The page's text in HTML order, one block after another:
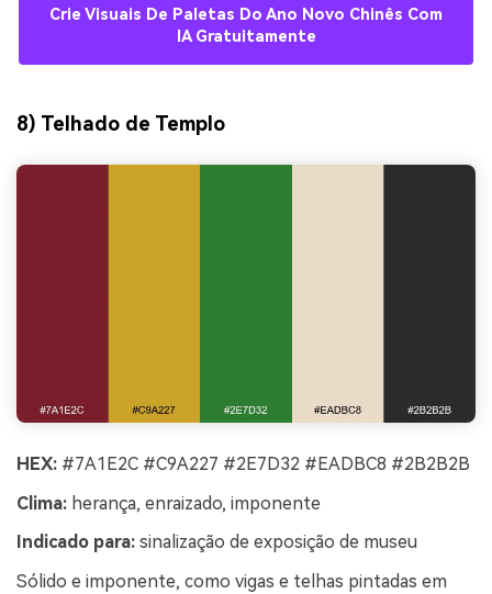
Crie Visuais De Paletas Do Ano Novo Chinês Com
IA Gratuitamente
8) Telhado de Templo
HEX: #7A1E2C #C9A227 #2E7D32 #EADBC8 #2B2B2B
Clima: herança, enraizado, imponente
Indicado para: sinalização de exposição de museu
Sólido e imponente, como vigas e telhas pintadas em